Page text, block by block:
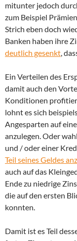
mitunter jedoch
zum Beispiel
Strich eben doch
Banken haben ihre
deutlich gesenkt,
Ein Verteilen des
damit auch den
Konditionen
lohnt es sich
Angesparten auf
anzulegen. Oder
und / oder einer
Teil seines Geldes
auch auf das
Ende zu niedrige
die auf den ersten
konnten.
Damit ist es Teil